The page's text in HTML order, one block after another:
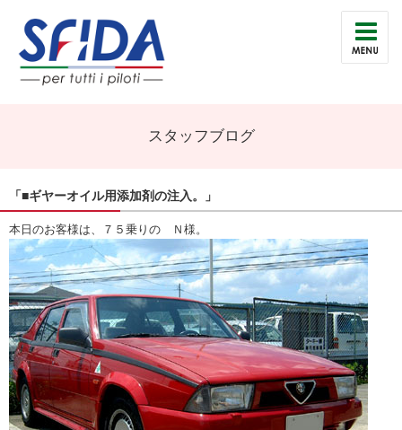
スタッフブログ
「■ギヤーオイル用添加剤の注入。」
本日のお客様は、７５乗りの Ｎ様。